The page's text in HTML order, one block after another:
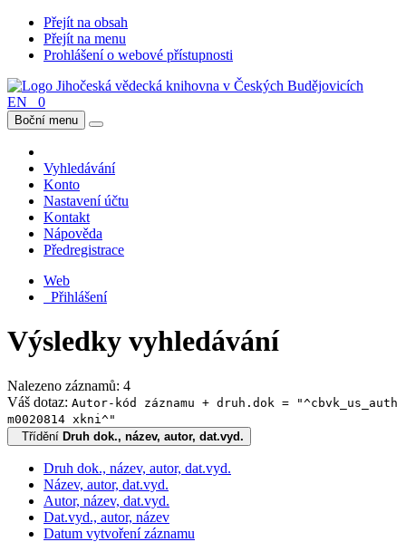
Přejít na obsah
Přejít na menu
Prohlášení o webové přístupnosti
EN 0
Boční menu
Vyhledávání
Konto
Nastavení účtu
Kontakt
Nápověda
Předregistrace
Web
Přihlášení
Výsledky vyhledávání
Nalezeno záznamů: 4
Váš dotaz: Autor-kód záznamu + druh.dok = "^cbvk_us_auth
m0020814 xkni^"
Třídění Druh dok., název, autor, dat.vyd.
Druh dok., název, autor, dat.vyd.
Název, autor, dat.vyd.
Autor, název, dat.vyd.
Dat.vyd., autor, název
Datum vytvoření záznamu